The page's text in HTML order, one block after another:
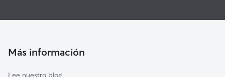
Cartaya
Aljaraque
Cuidadores a domicilio en Isla-Cristina
Más información
Lee nuestro blog